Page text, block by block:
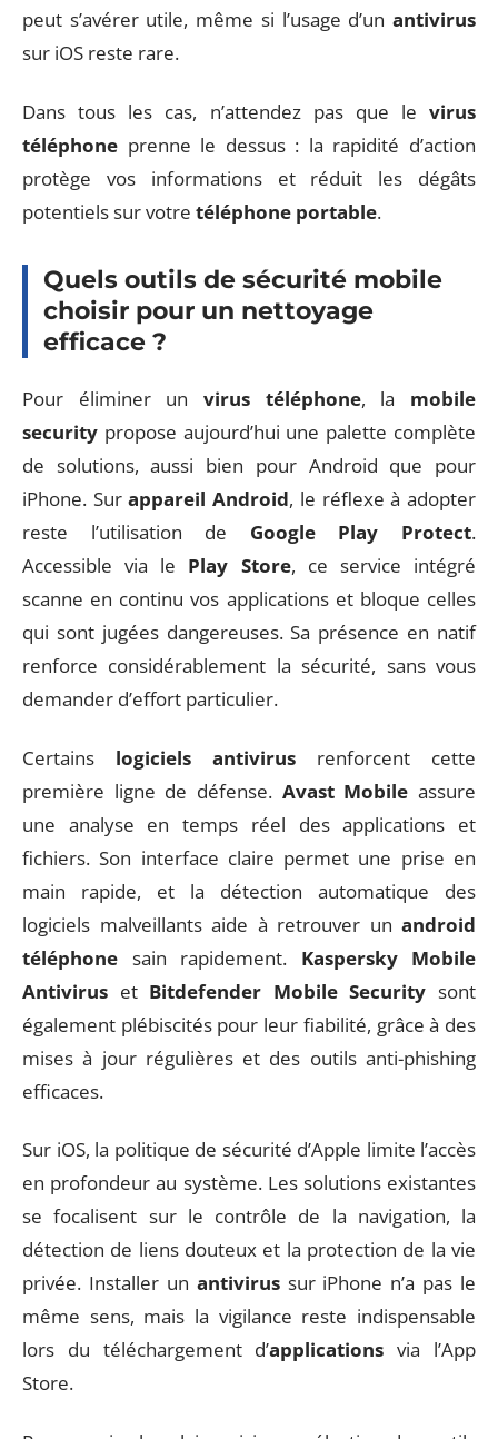
peut s’avérer utile, même si l’usage d’un antivirus
sur iOS reste rare.
Dans tous les cas, n’attendez pas que le virus
téléphone prenne le dessus : la rapidité d’action
protège vos informations et réduit les dégâts
potentiels sur votre téléphone portable.
Quels outils de sécurité mobile
choisir pour un nettoyage
efficace ?
Pour éliminer un virus téléphone, la mobile
security propose aujourd’hui une palette complète
de solutions, aussi bien pour Android que pour
iPhone. Surappareil Android, le réflexe à adopter
reste l’utilisation de Google Play Protect.
Accessible via le Play Store, ce service intégré
scanne en continu vos applications et bloque celles
qui sont jugées dangereuses. Sa présence en natif
renforce considérablement la sécurité, sans vous
demander d’effort particulier.
Certains logiciels antivirus renforcent cette
première ligne de défense. Avast Mobile assure
une analyse en temps réel des applications et
fichiers. Son interface claire permet une prise en
main rapide, et la détection automatique des
logiciels malveillants aide à retrouver un android
téléphone sain rapidement. Kaspersky Mobile
Antivirus et Bitdefender Mobile Security sont
également plébiscités pour leur fiabilité, grâce à des
mises à jour régulières et des outils anti-phishing
efficaces.
Sur iOS, la politique de sécurité d’Apple limite l’accès
en profondeur au système. Les solutions existantes
se focalisent sur le contrôle de la navigation, la
détection de liens douteux et la protection de la vie
privée. Installer un antivirussur iPhone n’a pas le
même sens, mais la vigilance reste indispensable
lors du téléchargement d’applications via l’App
Store.